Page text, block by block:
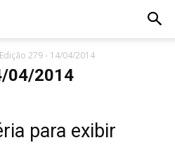
Edição 279 - 14/04/2014
04/2014
para exibir